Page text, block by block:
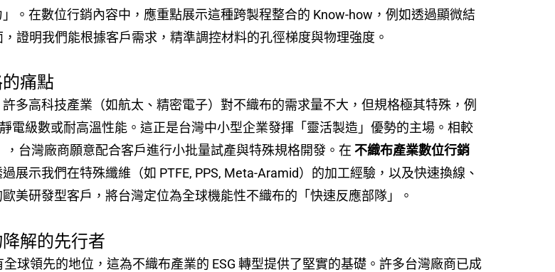
。在數位行銷內容中，應重點展示這種跨製程整合的 Know-how，例如透過顯微結
證明我們能根據客戶需求，精準調控材料的孔徑梯度與物理強度。
痛點
多高科技產業（如航太、精密電子）對不織布的需求量不大，但規格極其特殊，例
電級數或耐高溫性能。這正是台灣中小型企業發揮「靈活製造」優勢的主場。相較
台灣廠商願意配合客戶進行小批量試產與特殊規格開發。在不織布產業數位行銷
展示我們在特殊纖維（如 PTFE, PPS, Meta-Aramid）的加工經驗，以及快速換線、
美研發型客戶，將台灣定位為全球機能性不織布的「快速反應部隊」。
解的先行者
球領先的地位，這為不織布產業的 ESG 轉型提供了堅實的基礎。許多台灣廠商已成